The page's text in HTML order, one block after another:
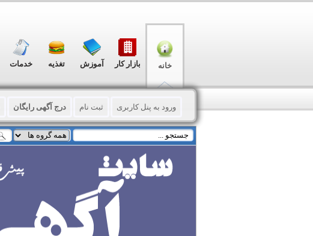
خانه بازار کار آموزش تغذیه خدمات
ورود به پنل کاربری ثبت نام درج آگهی رایگان